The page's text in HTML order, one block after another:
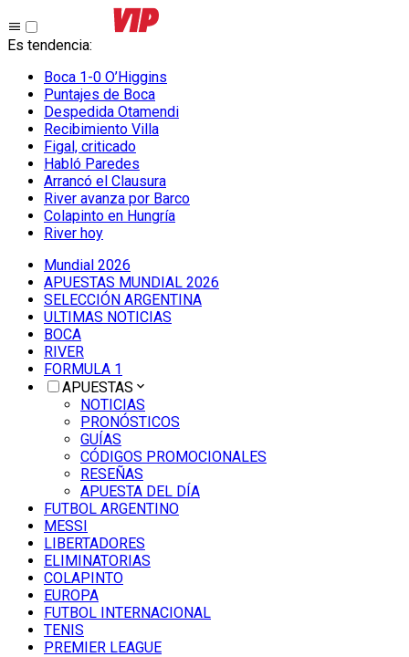
Es tendencia:
Boca 1-0 O’Higgins
Puntajes de Boca
Despedida Otamendi
Recibimiento Villa
Figal, criticado
Habló Paredes
Arrancó el Clausura
River avanza por Barco
Colapinto en Hungría
River hoy
Mundial 2026
APUESTAS MUNDIAL 2026
SELECCIÓN ARGENTINA
ULTIMAS NOTICIAS
BOCA
RIVER
FORMULA 1
APUESTAS
NOTICIAS
PRONÓSTICOS
GUÍAS
CÓDIGOS PROMOCIONALES
RESEÑAS
APUESTA DEL DÍA
FUTBOL ARGENTINO
MESSI
LIBERTADORES
ELIMINATORIAS
COLAPINTO
EUROPA
FUTBOL INTERNACIONAL
TENIS
PREMIER LEAGUE